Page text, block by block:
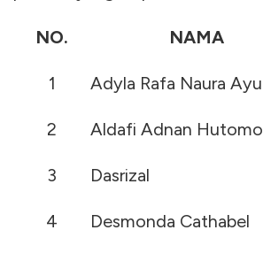
NO. NAMA
1 Adyla Rafa Naura Ayu
2 Aldafi Adnan Hutomo
3 Dasrizal
4 Desmonda Cathabel